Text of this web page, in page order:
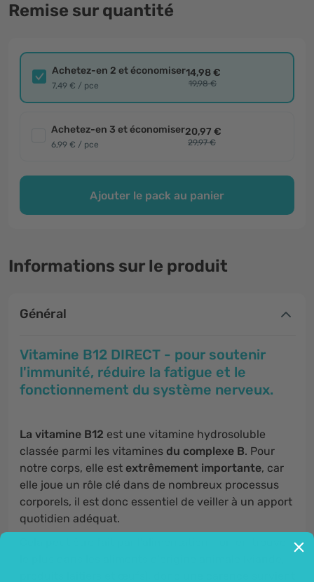
Remise sur quantité
Achetez-en 2 et économiser
7,49 € / pce
14,98 €
19,98 €
Achetez-en 3 et économiser
6,99 € / pce
20,97 €
29,97 €
Ajouter le pack au panier
Informations sur le produit
Général
Vitamine B12 DIRECT - pour soutenir
l'immunité, réduire la fatigue et le
fonctionnement du système nerveux.
La vitamine B12 est une vitamine hydrosoluble
classée parmi les vitamines du complexe B. Pour
notre corps, elle est extrêmement importante, car
elle joue un rôle clé dans de nombreux processus
corporels, il est donc essentiel de veiller à un apport
quotidien adéquat.